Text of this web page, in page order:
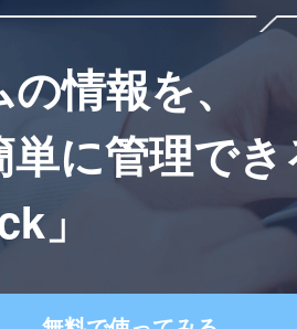
情報を、
単に管理で
」